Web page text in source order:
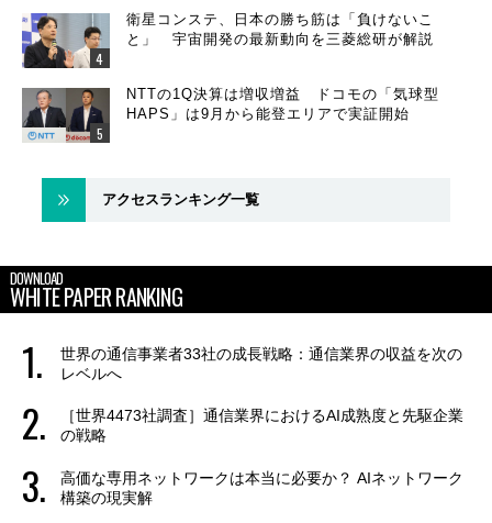
衛星コンステ、日本の勝ち筋は「負けないこ
と」 宇宙開発の最新動向を三菱総研が解説
NTTの1Q決算は増収増益 ドコモの「気球型
HAPS」は9月から能登エリアで実証開始
アクセスランキング一覧
DOWNLOAD
WHITE PAPER RANKING
世界の通信事業者33社の成長戦略：通信業界の収益を次の
レベルへ
［世界4473社調査］通信業界におけるAI成熟度と先駆企業
の戦略
高価な専用ネットワークは本当に必要か？ AIネットワーク
構築の現実解